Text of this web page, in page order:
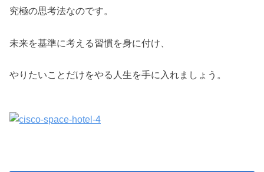
究極の思考法なのです。
未来を基準に考える習慣を身に付け、
やりたいことだけをやる人生を手に入れましょう。